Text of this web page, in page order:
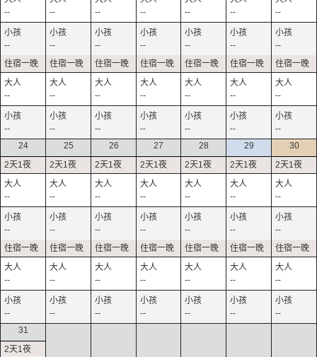
--
--
--
--
--
--
--
--
--
--
--
--
--
--
--
--
--
--
--
--
--
--
--
--
--
--
--
--
24
--
--
--
--
25
--
--
--
--
26
--
--
--
--
27
--
--
--
--
28
--
--
--
--
29
--
--
--
--
30
--
--
--
--
31